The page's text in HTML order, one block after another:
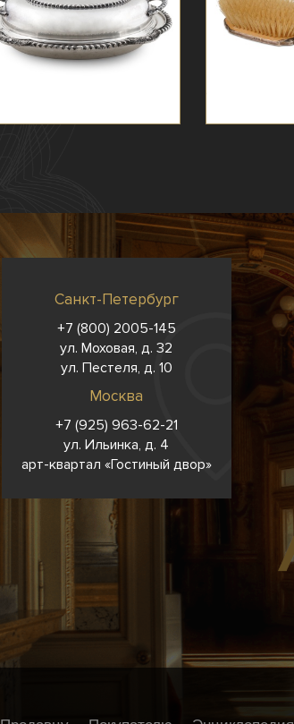
Санкт-Петербург
+7 (800) 2005-145
ул. Моховая, д. 32
ул. Пестеля, д. 10
Москва
+7 (925) 963-62-21
ул. Ильинка, д. 4
арт-квартал «Гостиный двор»